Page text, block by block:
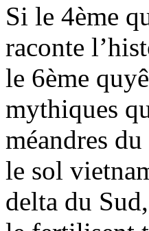
Si le 4ème
raconte
le 6ème
mythiques
méandres
le sol
delta du